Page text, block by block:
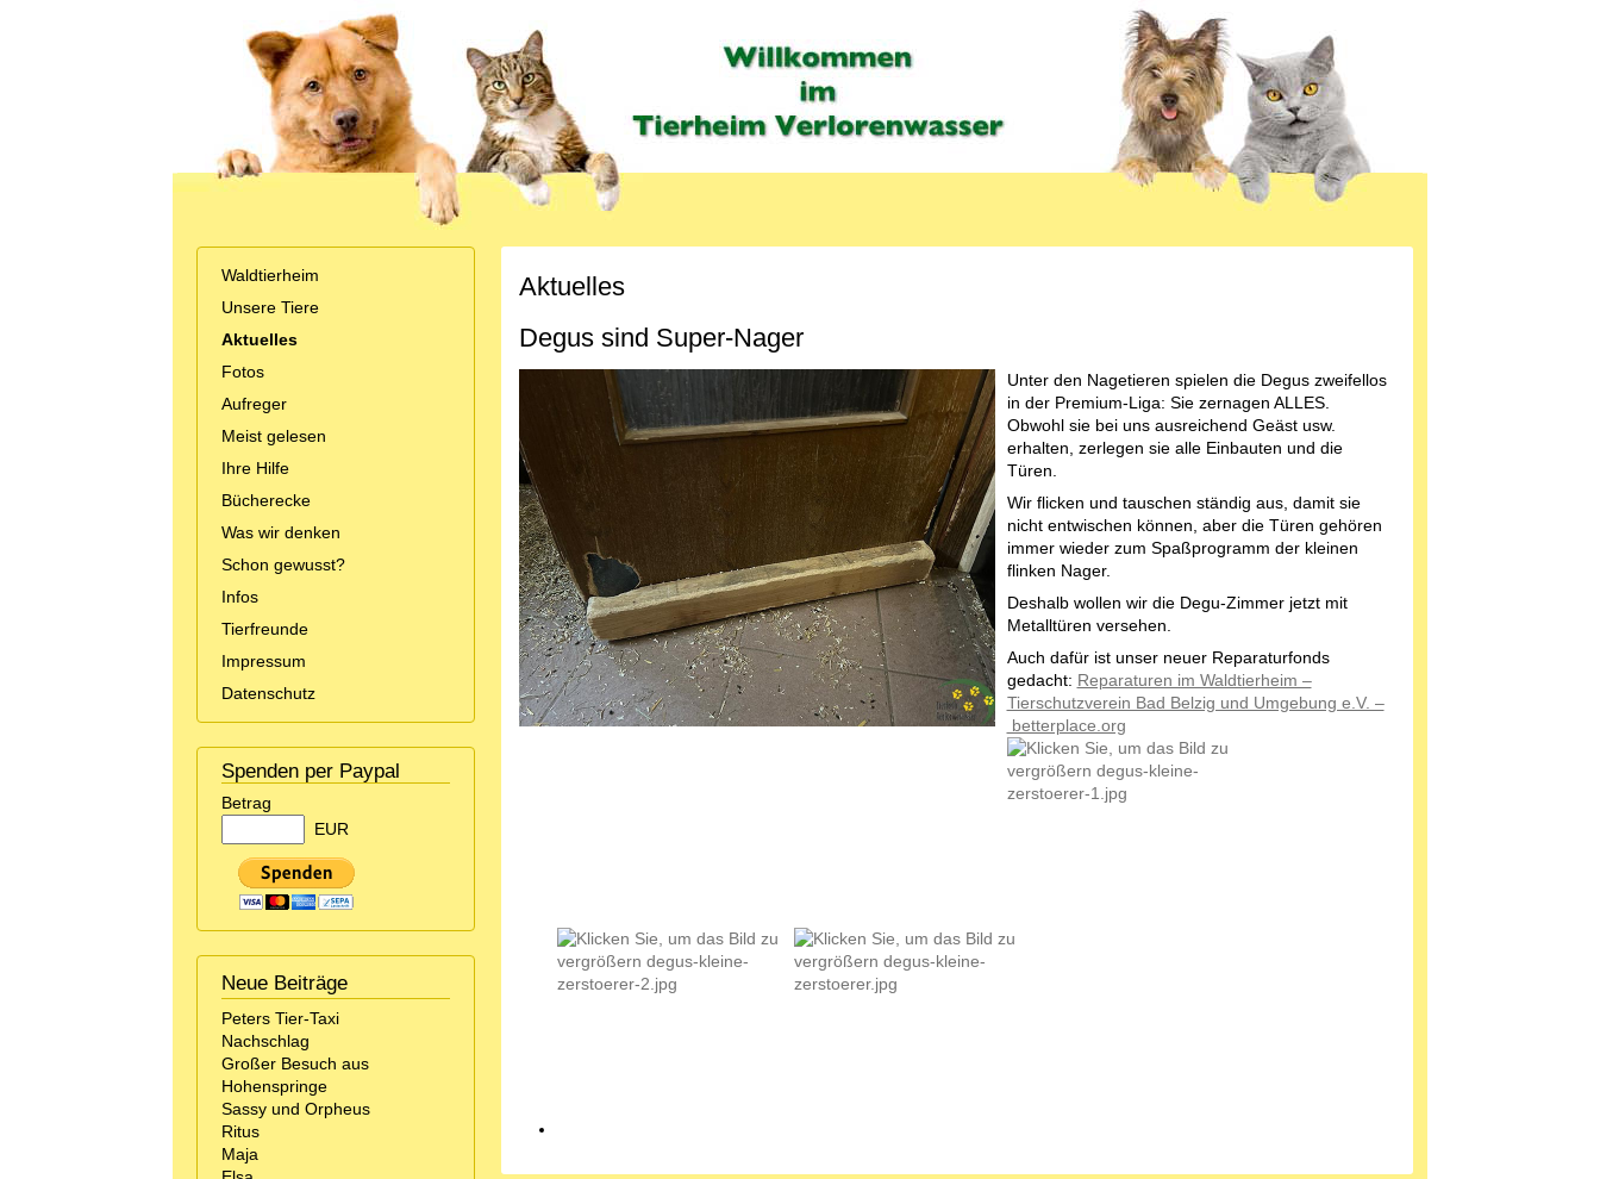
Waldtierheim
Unsere Tiere
Aktuelles
Fotos
Aufreger
Meist gelesen
Ihre Hilfe
Bücherecke
Was wir denken
Schon gewusst?
Infos
Tierfreunde
Impressum
Datenschutz
Spenden per Paypal
Betrag
EUR
Neue Beiträge
Peters Tier-Taxi
Nachschlag
Großer Besuch aus
Hohenspringe
Sassy und Orpheus
Ritus
Maja
Aktuelles
Degus sind Super-Nager
Unter den Nagetieren spielen die Degus zweifellos
in der Premium-Liga: Sie zernagen ALLES.
Obwohl sie bei uns ausreichend Geäst usw.
erhalten, zerlegen sie alle Einbauten und die
Türen.
Wir flicken und tauschen ständig aus, damit sie
nicht entwischen können, aber die Türen gehören
immer wieder zum Spaßprogramm der kleinen
flinken Nager.
Deshalb wollen wir die Degu-Zimmer jetzt mit
Metalltüren versehen.
Auch dafür ist unser neuer Reparaturfonds
gedacht: Reparaturen im Waldtierheim –
Tierschutzverein Bad Belzig und Umgebung e.V. –
betterplace.org